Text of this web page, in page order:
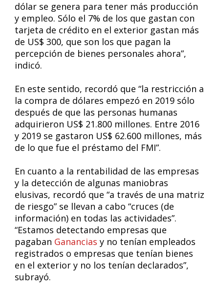
dólar se genera para tener más producción
y empleo. Sólo el 7% de los que gastan con
tarjeta de crédito en el exterior gastan más
de US$ 300, que son los que pagan la
percepción de bienes personales ahora”,
indicó.
En este sentido, recordó que “la restricción a
la compra de dólares empezó en 2019 sólo
después de que las personas humanas
adquirieron US$ 21.800 millones. Entre 2016
y 2019 se gastaron US$ 62.600 millones, más
de lo que fue el préstamo del FMI”.
En cuanto a la rentabilidad de las empresas
y la detección de algunas maniobras
elusivas, recordó que “a través de una matriz
de riesgo” se llevan a cabo “cruces (de
información) en todas las actividades”.
“Estamos detectando empresas que
pagaban Ganancias y no tenían empleados
registrados o empresas que tenían bienes
en el exterior y no los tenían declarados”,
subrayó.